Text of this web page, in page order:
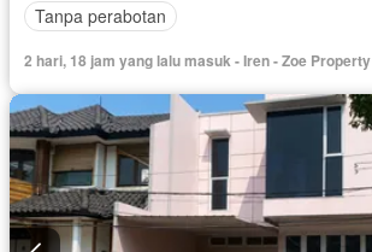
Tanpa perabotan
2 hari, 18 jam yang lalu masuk - Iren - Zoe Property